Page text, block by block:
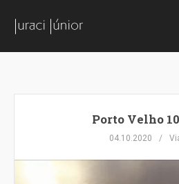
Porto Velho
04.10.2020